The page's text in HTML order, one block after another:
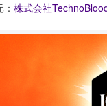
株式会社